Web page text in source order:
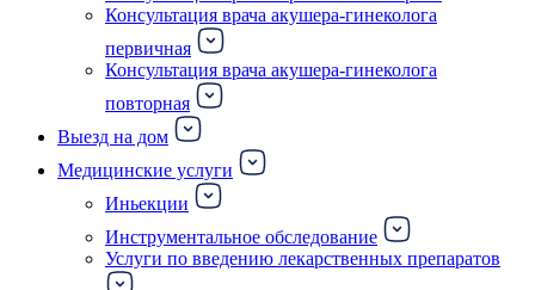
Консультация врача акушера-гинеколога
первичная
Консультация врача акушера-гинеколога
повторная
Выезд на дом
Медицинские услуги
Иньекции
Инструментальное обследование
Услуги по введению лекарственных препаратов